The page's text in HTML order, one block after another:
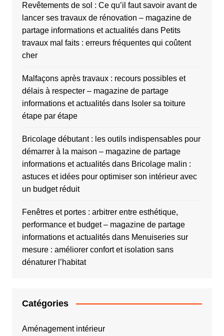
Revêtements de sol : Ce qu’il faut savoir avant de
lancer ses travaux de rénovation – magazine de
partage informations et actualitésdans Petits
travaux mal faits : erreurs fréquentes qui coûtent
cher
Malfaçons après travaux : recours possibles et
délais à respecter – magazine de partage
informations et actualitésdans Isoler sa toiture
étape par étape
Bricolage débutant : les outils indispensables pour
démarrer à la maison – magazine de partage
informations et actualitésdans Bricolage malin :
astuces et idées pour optimiser son intérieur avec
un budget réduit
Fenêtres et portes : arbitrer entre esthétique,
performance et budget – magazine de partage
informations et actualitésdans Menuiseries sur
mesure : améliorer confort et isolation sans
dénaturer l’habitat
Catégories
Aménagement intérieur